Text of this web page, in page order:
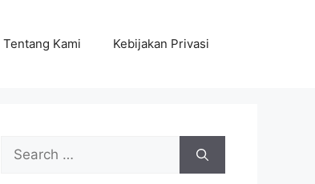
Tentang Kami Kebijakan Privasi
Search
for: